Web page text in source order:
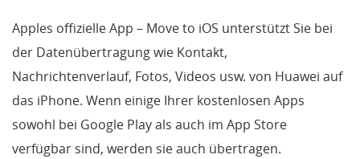
Apples offizielle App – Move to iOS unterstützt Sie bei
der Datenübertragung wie Kontakt,
Nachrichtenverlauf, Fotos, Videos usw. von Huawei auf
das iPhone. Wenn einige Ihrer kostenlosen Apps
sowohl bei Google Play als auch im App Store
verfügbar sind, werden sie auch übertragen.